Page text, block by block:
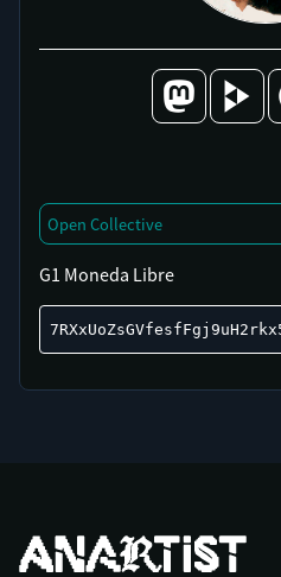
Open Collective
G1 Moneda Libre